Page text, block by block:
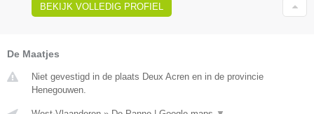
BEKIJK VOLLEDIG PROFIEL
De Maatjes
Niet gevestigd in de plaats Deux Acren en in de provincie
Henegouwen.